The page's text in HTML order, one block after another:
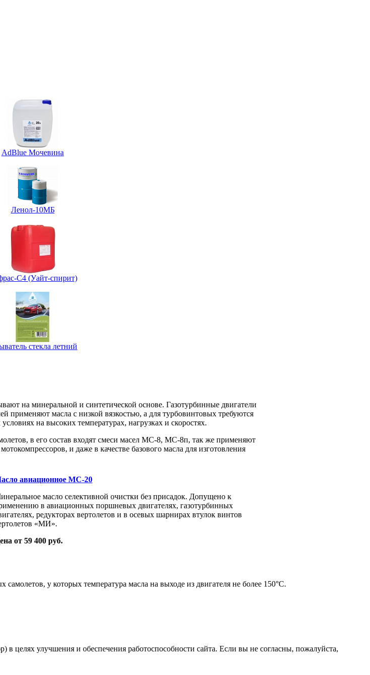
AdBlue Мочевина
Ленол-10МБ
С4 (Уайт-спирит)
стекла летний
на минеральной и синтетической основе. Газотурбинные двигатели
применяют масла с низкой вязкостью, а для турбовинтовых требуются
на высоких температурах, нагрузках и скоростях.
в его состав входят смеси масел МС-8, МС-8п, так же применяют
и даже в качестве базового масла для изготовления
авиационное МС-20
масло селективной очистки без присадок. Допущено к
в авиационных поршневых двигателях, газотурбинных
редукторах вертолетов и в осевых шарнирах втулок винтов
«МИ».
от 59 400 руб.
у которых температура масла на выходе из двигателя не более 150°С.
целях улучшения и обеспечения работоспособности сайта. Если вы не согласны, пожалуйста,